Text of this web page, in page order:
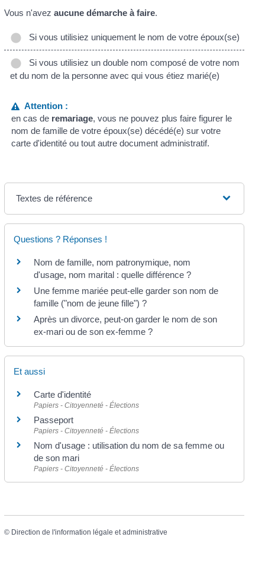
Vous n'avezaucune démarche à faire.
Si vous utilisiez uniquement le nom de votre époux(se)
Si vous utilisiez un double nom composé de votre nom
et du nom de la personne avec qui vous étiez marié(e)
Attention :
en cas de remariage, vous ne pouvez plus faire figurer le
nom de famille de votre époux(se) décédé(e) sur votre
carte d'identité ou tout autre document administratif.
Textes de référence
Questions ? Réponses !
Nom de famille, nom patronymique, nom
d'usage, nom marital : quelle différence ?
Une femme mariée peut-elle garder son nom de
famille ("nom de jeune fille") ?
Après un divorce, peut-on garder le nom de son
ex-mari ou de son ex-femme ?
Et aussi
Carte d'identité
Papiers - Citoyenneté - Élections
Passeport
Papiers - Citoyenneté - Élections
Nom d'usage : utilisation du nom de sa femme ou
de son mari
Papiers - Citoyenneté - Élections
© Direction de l'information légale et administrative